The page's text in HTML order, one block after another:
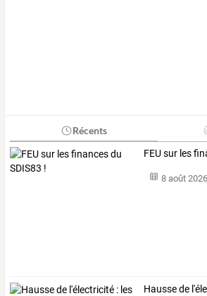
Récents
FEU sur les
8 août 2026
Haussede